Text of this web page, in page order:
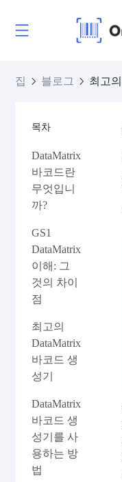
집 블로그
목차
DataMatrix
바코드란
무엇입니
까?
GS1
DataMatrix
이해: 그
것의 차이
점
최고의
DataMatrix
바코드 생
성기
DataMatrix
바코드 생
성기를 사
용하는 방
법